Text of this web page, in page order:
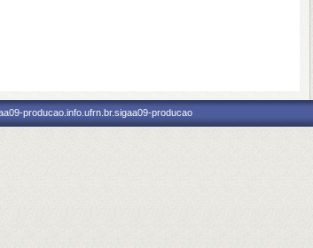
producao.info.ufrn.br.sigaa09-producao